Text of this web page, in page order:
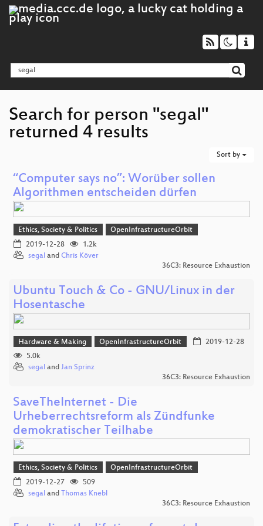
Search for person "segal"
returned 4 results
Sort by
“Computer says no”: Worüber sollen
Algorithmen entscheiden dürfen
Ethics, Society & Politics
OpenInfrastructureOrbit
2019-12-28
1.2k
segal and Chris Köver
36C3: Resource Exhaustion
Ubuntu Touch & Co - GNU/Linux in der
Hosentasche
Hardware & Making OpenInfrastructureOrbit
2019-12-28
5.0k
segal and Jan Sprinz
36C3: Resource Exhaustion
SaveTheInternet - Die
Urheberrechtsreform als Zündfunke
demokratischer Teilhabe
Ethics, Society & Politics
OpenInfrastructureOrbit
2019-12-27
509
segal and Thomas Knebl
36C3: Resource Exhaustion